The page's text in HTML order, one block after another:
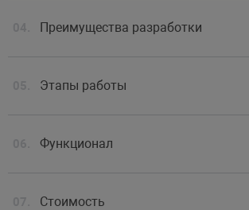
Преимущества разработки
Этапы работы
Функционал
Стоимость